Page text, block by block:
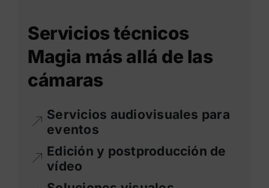
Servicios técnicos
Magia más allá de las
cámaras
Servicios audiovisuales para
eventos
Edición y postproducción de
vídeo